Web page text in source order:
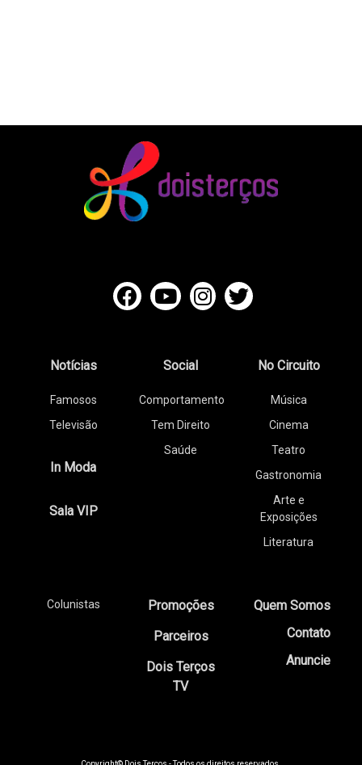
Notícias
Famosos
Televisão
In Moda
Sala VIP
Social
Comportamento
Tem Direito
Saúde
No Circuito
Música
Cinema
Teatro
Gastronomia
Arte e
Exposições
Literatura
Colunistas
Promoções
Parceiros
Dois Terços
TV
Quem Somos
Contato
Anuncie